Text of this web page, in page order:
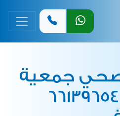
جمعية
صباح الناصر 66139654